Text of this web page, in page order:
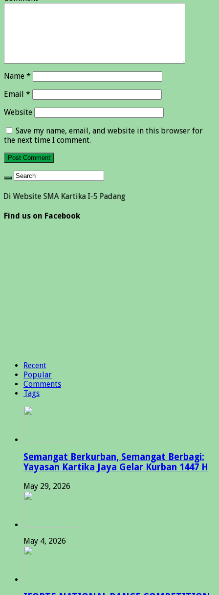
Name *
Email *
Website
Save my name, email, and website in this browser for
the next time I comment.
SMA Kartika I-5 Padang
Find us on Facebook
Recent
Popular
Comments
Tags
Semangat Berkurban, Semangat Berbagi:
Yayasan Kartika Jaya Gelar Kurban 1447 H
May 29, 2026
May 4, 2026